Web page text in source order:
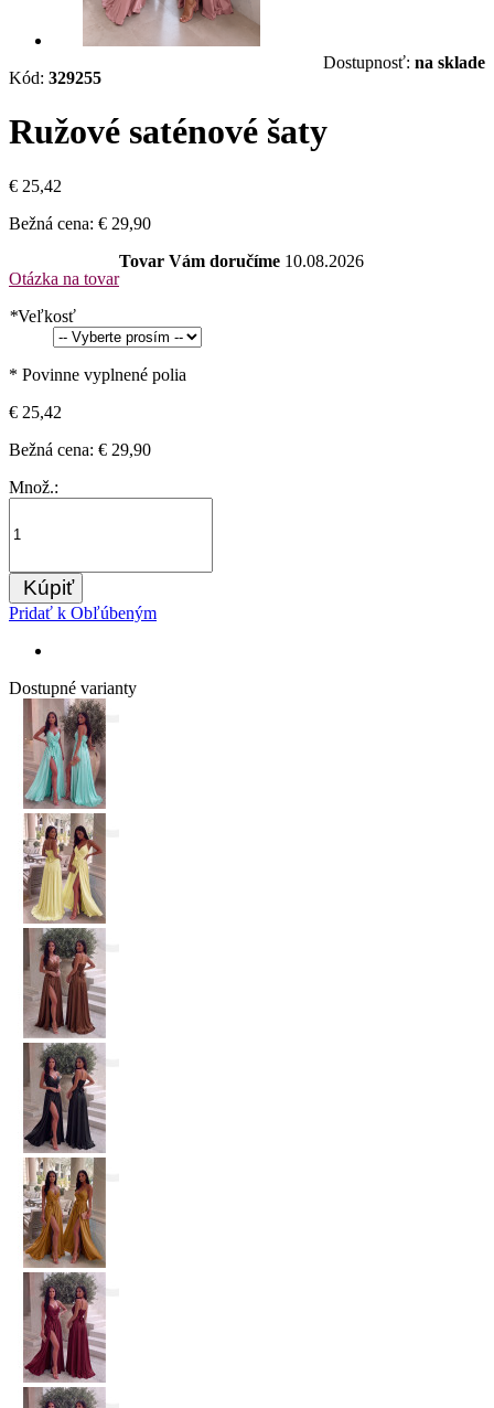
Kód: 329255
Dostupnosť: na sklade
Ružové saténové šaty
€ 25,42
Bežná cena: € 29,90
Otázka na tovar
Tovar Vám doručíme 10.08.2026
*Veľkosť
* Povinne vyplnené polia
€ 25,42
Bežná cena: € 29,90
Množ.:
Kúpiť
Pridať k Obľúbeným
Dostupné varianty